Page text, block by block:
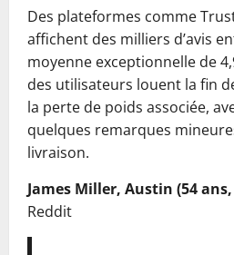
Des plateformes comme
affichent des milliers d’avis
moyenne exceptionnelle de
des utilisateurs louent la fin
la perte de poids associée,
quelques remarques
livraison.
James Miller, Austin (54
Reddit